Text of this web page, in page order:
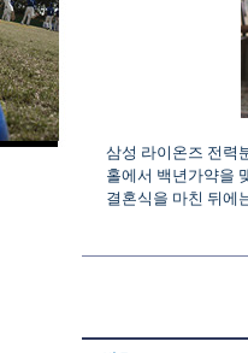
삼성 라이온즈 전력
홀에서 백년가약을
결혼식을 마친 뒤에